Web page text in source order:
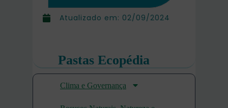
Atualizado em: 02/09/2024
Pastas Ecopédia
Clima e Governança